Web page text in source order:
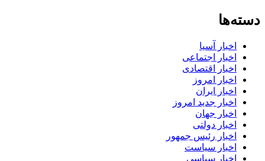
دسته‌ها
اخبار آسیا
اخبار اجتماعی
اخبار اقتصادی
اخبار امروز
اخبار ایران
اخبار جدید امروز
اخبار جهان
اخبار دولتی
اخبار رئیس جمهور
اخبار سیاست
اخبار سیاسی